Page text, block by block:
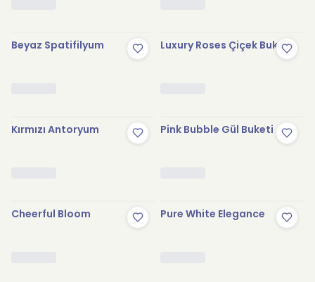
Beyaz Spatifilyum Luxury Roses Çiçek Buketi
Kırmızı Antoryum Pink Bubble Gül Buketi
Cheerful Bloom Pure White Elegance